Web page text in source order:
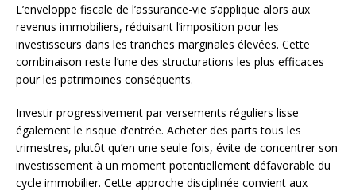
L’enveloppe fiscale de l’assurance-vie s’applique alors aux
revenus immobiliers, réduisant l’imposition pour les
investisseurs dans les tranches marginales élevées. Cette
combinaison reste l’une des structurations les plus efficaces
pour les patrimoines conséquents.
Investir progressivement par versements réguliers lisse
également le risque d’entrée. Acheter des parts tous les
trimestres, plutôt qu’en une seule fois, évite de concentrer son
investissement à un moment potentiellement défavorable du
cycle immobilier. Cette approche disciplinée convient aux